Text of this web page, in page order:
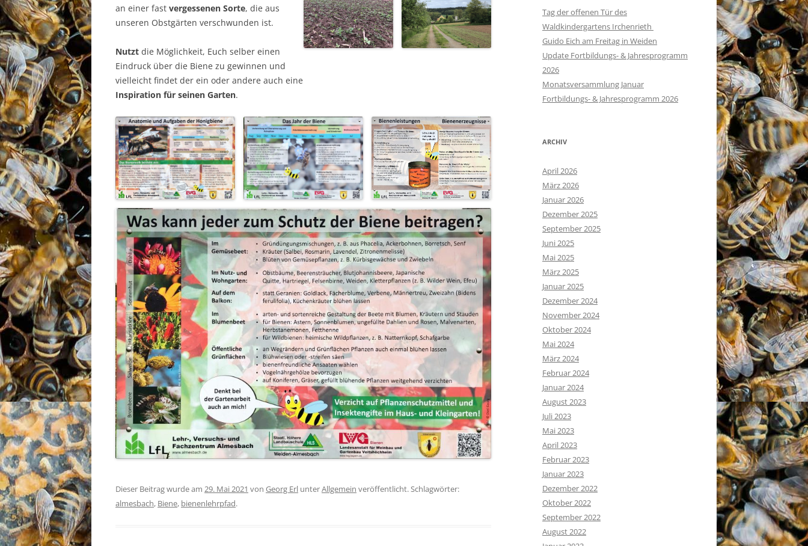
an einer fast vergessenen Sorte, die aus
unseren Obstgärten verschwunden ist.
Nutzt die Möglichkeit, Euch selber einen
Eindruck über die Biene zu gewinnen und
vielleicht findet der ein oder andere auch eine
Inspiration für seinen Garten.
Dieser Beitrag wurde am 29. Mai 2021 von Georg Erl unterAllgemein veröffentlicht. Schlagwörter:
almesbach, Biene, bienenlehrpfad.
Tag der offenen Tür des
Waldkindergartens Irchenrieth
Guido Eich am Freitag in Weiden
Update Fortbildungs- & Jahresprogramm
2026
Monatsversammlung Januar
Fortbildungs- & Jahresprogramm 2026
ARCHIV
April 2026
März 2026
Januar 2026
Dezember 2025
September 2025
Juni 2025
Mai 2025
März 2025
Januar 2025
Dezember 2024
November 2024
Oktober 2024
Mai 2024
März 2024
Februar 2024
Januar 2024
August 2023
Juli 2023
Mai 2023
April 2023
Februar 2023
Januar 2023
Dezember 2022
Oktober 2022
September 2022
August 2022